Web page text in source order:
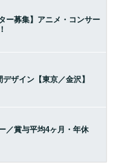
ー募集】アニメ・コンサー
ザイン【東京／金沢】
／賞与平均4ヶ月・年休